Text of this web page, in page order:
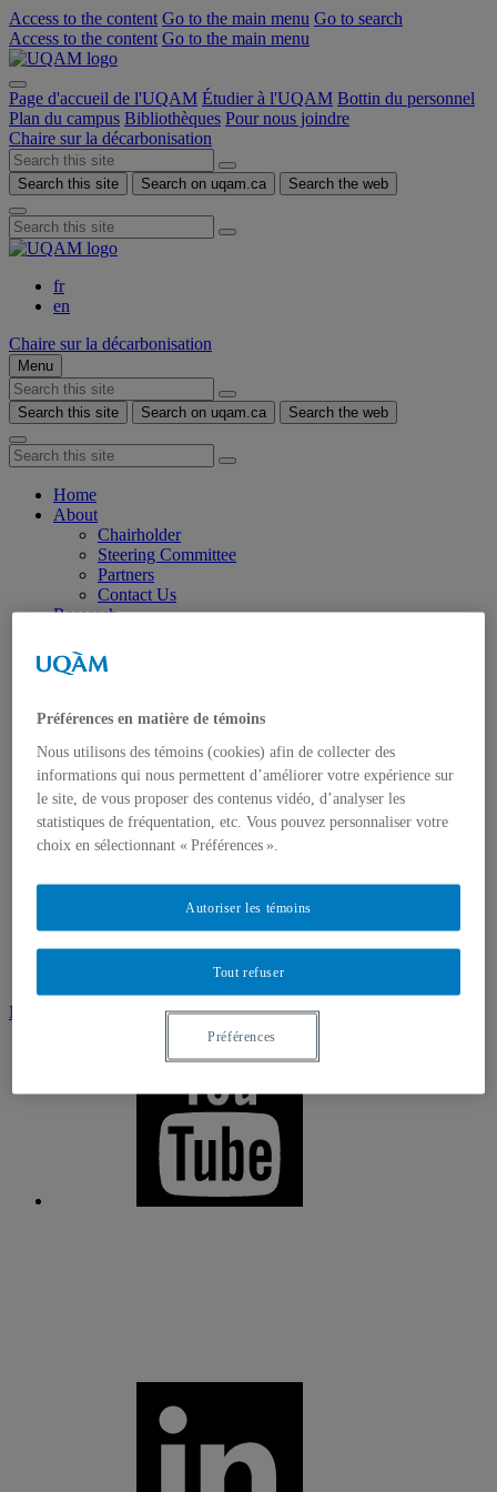
Access to the content Go to the main menu Go to search
Access to the content Go to the main menu
Page d'accueil de l'UQAM Étudier à l'UQAM Bottin du personnel
Plan du campus Bibliothèques Pour nous joindre
Chaire sur la décarbonisation
Search this site Search on uqam.ca Search the web
fr
en
Chaire sur la décarbonisation
Menu
Search this site Search on uqam.ca Search the web
Home
About
Chairholder
Steering Committee
Partners
Contact Us
Research
Joint Clean Climate Transport Research Partnership
(JCCTRP)
Publications
Working Papers and Research Notes
Reports
Archives IQCarbone
Training & Scholarships
Interested students
Scholarships and Internships
Seminars-Webinars
Workshops & Conferences
UQAM Delegation to the COP
Newsletter
Préférences en matière de témoins
Nous utilisons des témoins (cookies) afin de collecter des
informations qui nous permettent d’améliorer votre expérience sur
le site, de vous proposer des contenus vidéo, d’analyser les
statistiques de fréquentation, etc. Vous pouvez personnaliser votre
choix en sélectionnant « Préférences ».
Tout refuser
Autoriser les témoins
Préférences